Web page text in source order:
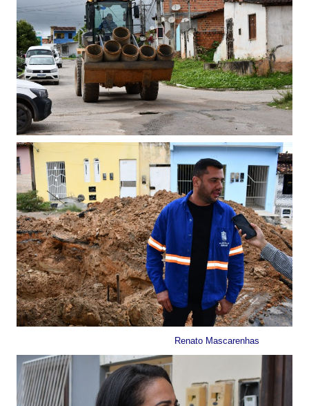
Renato Mascarenhas